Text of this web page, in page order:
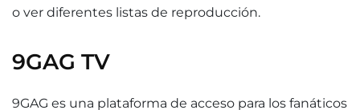
o ver diferentes listas de reproducción.
9GAG TV
9GAG es una plataforma de acceso para los fanáticos